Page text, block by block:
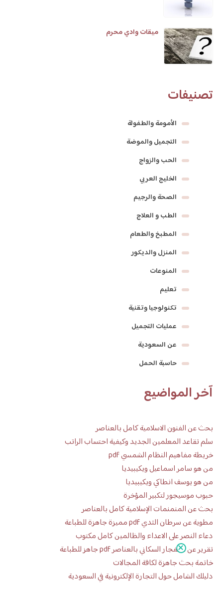
ميقات وادي محرم
تصنيفات
الأمومة والطفولة
التجميل والموضة
الحب والزواج
الخليج العربي
الصحة والرجيم
الطب و العلاج
المطبخ والطعام
المنزل والديكور
المنوعات
تعليم
تكنولوجيا وتقنية
عمليات التجميل
عن السعودية
حاسبة الحمل
آخر المواضيع
بحث عن الفنون الاسلامية كامل بالعناصر
سلم تقاعد المعلمين الجديد وكيفية احتساب الراتب
خريطة مفاهيم النظام الشمسي pdf
من هو سامر اسماعيل ويكيبيديا
من هو يوسف انطاكي ويكيبيديا
حبوب موسيجور لتكبير المؤخرة
بحث عن المنمنمات الإسلامية كامل بالعناصر
مطوية عن سرطان الثدي pdf مميزة جاهزة للطباعة
دعاء النصر على الاعداء والظالمين كامل مكتوب
تقرير عن الانفجار السكاني بالعناصر pdf جاهز للطباعة
خاتمة بحث جاهزة لكافة المجالات
دليلك الشامل حول التجارة الإلكترونية في السعودية